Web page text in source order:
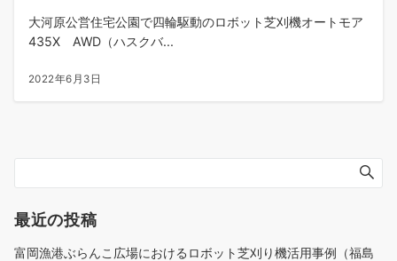
大河原公営住宅公園で四輪駆動のロボット芝刈機オートモア
435X AWD（ハスクバ...
2022年6月3日
最近の投稿
富岡漁港ぶらんこ広場におけるロボット芝刈り機活用事例（福島